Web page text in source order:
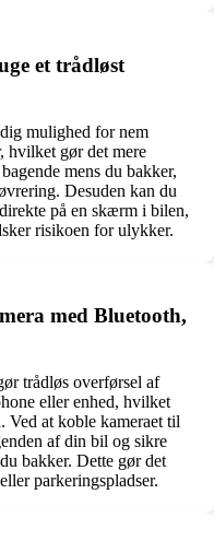
et trådløst
mulighed for nem
hvilket gør det mere
mens du bakker,
Desuden kan du
på en skærm i bilen,
risikoen for ulykker.
med Bluetooth,
trådløs overførsel af
eller enhed, hvilket
at koble kameraet til
af din bil og sikre
bakker. Dette gør det
parkeringspladser.